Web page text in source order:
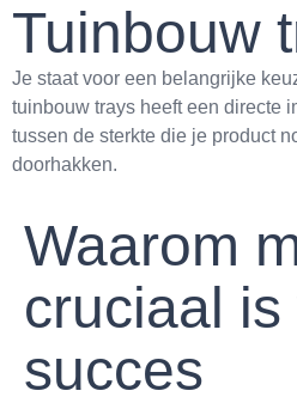
Tuinbouw
Je staat voor een belangrijke
tuinbouw trays heeft een directe
tussen de sterkte die je product
doorhakken.
Waarom
cruciaal
succes